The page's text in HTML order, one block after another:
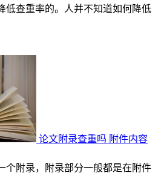
低查重率的。人并不知道如何降低
论文附录查重吗 附件内容
个附录，附录部分一般都是在附件